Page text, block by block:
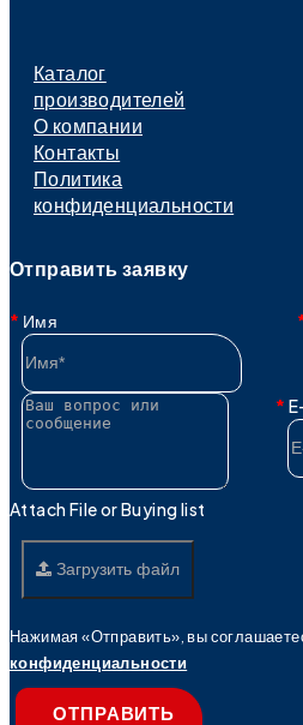
Каталог
производителей
О компании
Контакты
Политика
конфиденциальности
Отправить заявку
Имя
Attach File or Buying list
Загрузить файл
Нажимая «Отправить», вы
конфиденциальности
ОТПРАВИТЬ